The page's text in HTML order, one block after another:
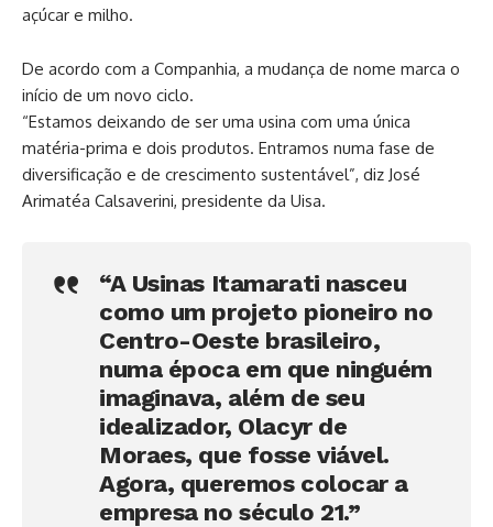
açúcar e milho.
De acordo com a Companhia, a mudança de nome marca o
início de um novo ciclo.
“Estamos deixando de ser uma usina com uma única
matéria-prima e dois produtos. Entramos numa fase de
diversificação e de crescimento sustentável”, diz José
Arimatéa Calsaverini, presidente da Uisa.
“A Usinas Itamarati nasceu
como um projeto pioneiro no
Centro-Oeste brasileiro,
numa época em que ninguém
imaginava, além de seu
idealizador, Olacyr de
Moraes, que fosse viável.
Agora, queremos colocar a
empresa no século 21.”